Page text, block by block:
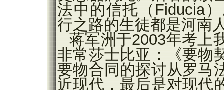
法中的信托（Fiducia
行之路的生徒都是河南
蒋军洲于2003年考上
非常莎士比亚：《要物
要物合同的探讨从罗马
近现代，最后是对现代